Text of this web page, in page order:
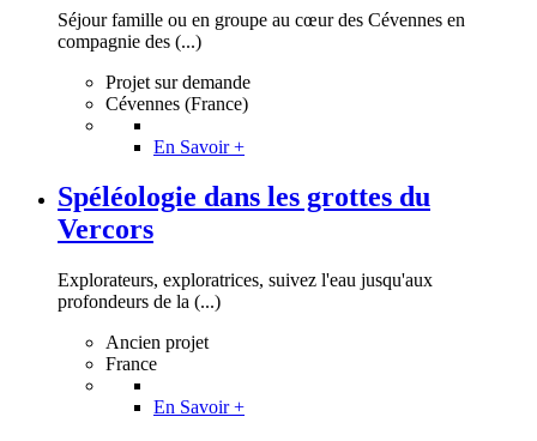
Séjour famille ou en groupe au cœur des Cévennes en
compagnie des (...)
Projet sur demande
Cévennes (France)
En Savoir +
Spéléologie dans les grottes du
Vercors
Explorateurs, exploratrices, suivez l'eau jusqu'aux
profondeurs de la (...)
Ancien projet
France
En Savoir +